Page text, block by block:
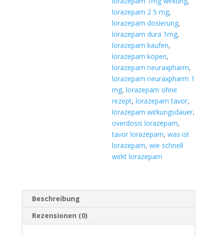
lorazepam 2 5 mg,
lorazepam dosierung,
lorazepam dura 1mg,
lorazepam kaufen,
lorazepam kopen,
lorazepam neuraxpharm,
lorazepam neuraxpharm 1
mg,lorazepam ohne
rezept,lorazepam tavor,
lorazepam wirkungsdauer,
overdosis lorazepam,
tavor lorazepam,was ist
lorazepam,wie schnell
wirkt lorazepam
Beschreibung
Rezensionen (0)